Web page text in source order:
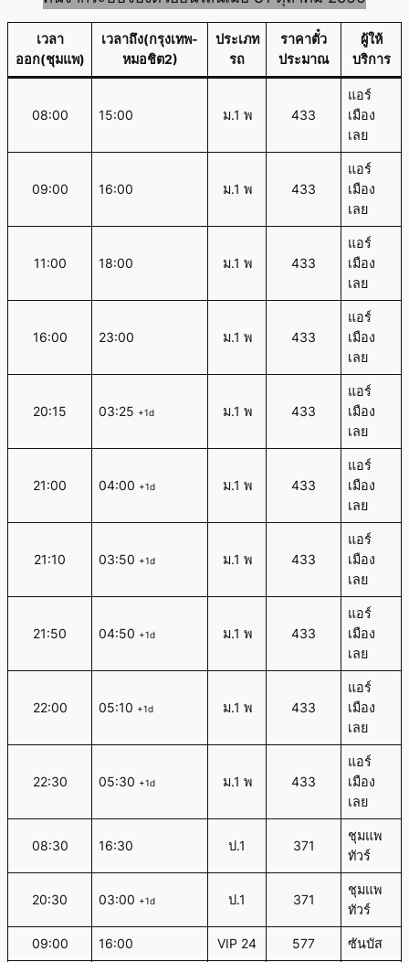
เวลา
ออก(ชุมแพ)
เวลาถึง(กรุงเทพ-
หมอชิต2)
ประเภท
รถ
ราคาตั๋ว
ประมาณ
ผู้ให้
บริการ
08:00 15:00 ม.1 พ 433
แอร์
เมือง
เลย
09:00 16:00 ม.1 พ 433
แอร์
เมือง
เลย
11:00 18:00 ม.1 พ 433
แอร์
เมือง
เลย
16:00 23:00 ม.1 พ 433
แอร์
เมือง
เลย
20:15 03:25 +1d ม.1 พ 433
แอร์
เมือง
เลย
21:00 04:00 +1d ม.1 พ 433
แอร์
เมือง
เลย
21:10 03:50 +1d ม.1 พ 433
แอร์
เมือง
เลย
21:50 04:50 +1d ม.1 พ 433
แอร์
เมือง
เลย
22:00 05:10 +1d ม.1 พ 433
แอร์
เมือง
เลย
22:30 05:30 +1d ม.1 พ 433
แอร์
เมือง
เลย
08:30 16:30 ป.1 371
ชุมแพ
ทัวร์
20:30 03:00 +1d ป.1 371
ชุมแพ
ทัวร์
09:00 16:00 VIP 24 577 ซันบัส